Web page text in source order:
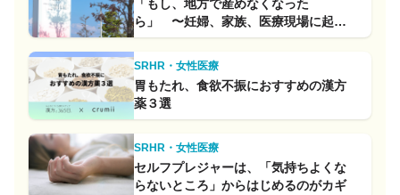
「もし、地方で産めなくなった
ら」 〜妊婦、家族、医療現場に起こ
ること〜
SRHR・女性医療
胃もたれ、食欲不振におすすめの漢方
薬３選
SRHR・女性医療
セルフプレジャーは、「気持ちよくな
らないところ」からはじめるのがカギ